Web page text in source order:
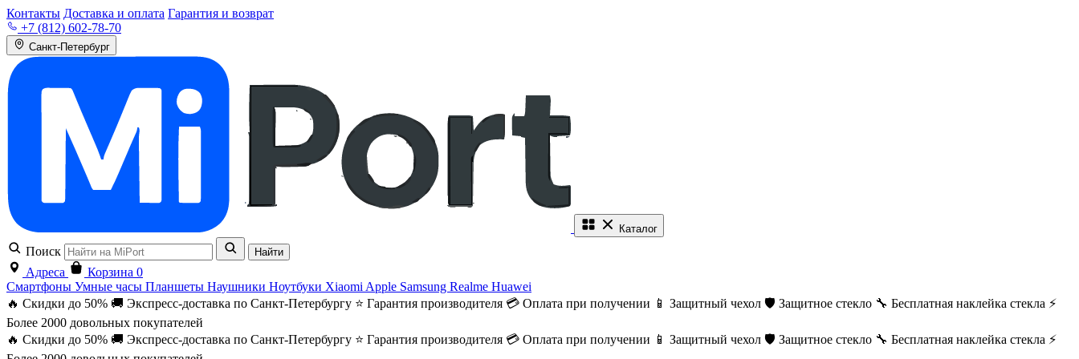
Контакты Доставка и оплата Гарантия и возврат
+7 (812) 602-78-70
Санкт-Петербург
Каталог
Поиск Найти
Адреса Корзина 0
Смартфоны Умные часы Планшеты Наушники Ноутбуки Xiaomi Apple Samsung Realme Huawei
🔥 Скидки до 50% 🚚 Экспресс-доставка по Санкт-Петербургу ⭐ Гарантия производителя 💳 Оплата при получении 📱 Защитный чехол 🛡️ Защитное стекло 🔧 Бесплатная наклейка стекла ⚡
Более 2000 довольных покупателей
🔥 Скидки до 50% 🚚 Экспресс-доставка по Санкт-Петербургу ⭐ Гарантия производителя 💳 Оплата при получении 📱 Защитный чехол 🛡️ Защитное стекло 🔧 Бесплатная наклейка стекла ⚡